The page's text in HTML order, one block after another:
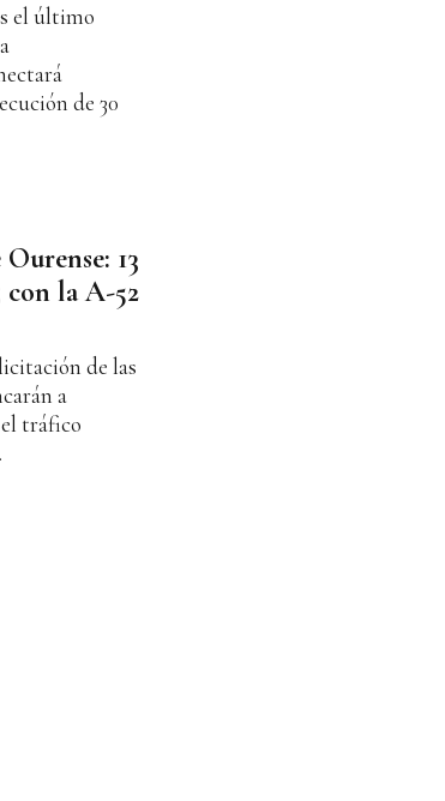
el último
de 30
13
con la A-52
de las
a
tráfico